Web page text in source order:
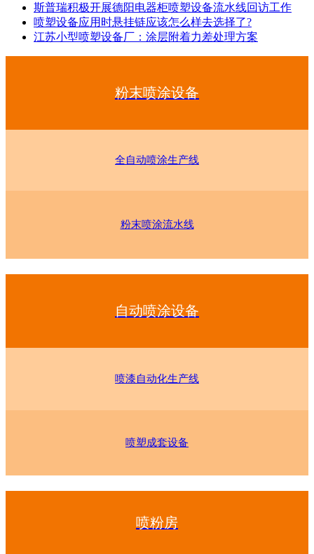
斯普瑞积极开展德阳电器柜喷塑设备流水线回访工作
喷塑设备应用时悬挂链应该怎么样去选择了?
江苏小型喷塑设备厂：涂层附着力差处理方案
粉末喷涂设备
全自动喷涂生产线
粉末喷涂流水线
自动喷涂设备
喷漆自动化生产线
喷塑成套设备
喷粉房